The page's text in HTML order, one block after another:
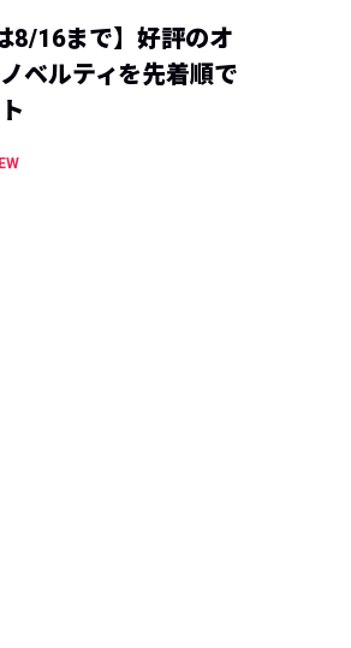
8/16まで】好評のオ
ベルティを先着順で